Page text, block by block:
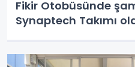
Fikir Otobüsünde
Synaptech Takımı